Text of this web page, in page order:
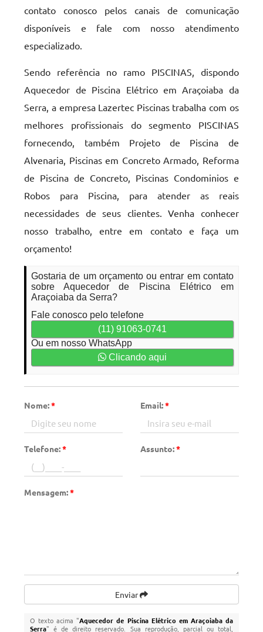
contato conosco pelos canais de comunicação
disponíveis e fale com nosso atendimento
especializado.
Sendo referência no ramo PISCINAS, dispondo
Aquecedor de Piscina Elétrico em Araçoiaba da
Serra, a empresa Lazertec Piscinas trabalha com os
melhores profissionais do segmento PISCINAS
fornecendo, também Projeto de Piscina de
Alvenaria, Piscinas em Concreto Armado, Reforma
de Piscina de Concreto, Piscinas Condominios e
Robos para Piscina, para atender as reais
necessidades de seus clientes. Venha conhecer
nosso trabalho, entre em contato e faça um
orçamento!
Gostaria de um orçamento ou entrar em contato
sobre Aquecedor de Piscina Elétrico em
Araçoiaba da Serra?
Fale conosco pelo telefone
(11) 91063-0741
Ou em nosso WhatsApp
Clicando aqui
Nome:* Email:*
Telefone:* Assunto:*
Mensagem:*
Enviar
O texto acima "Aquecedor de Piscina Elétrico em Araçoiaba da
Serra" é de direito reservado. Sua reprodução, parcial ou total,